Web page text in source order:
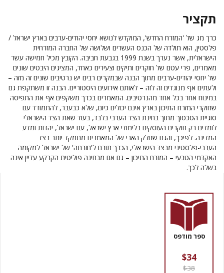
תקציר
כרך מג של 'המזרח החדש', המוקדש לנושא יחסי יהודים-ערבים בארץ ישראל /
פלסטין, הוא תולדה של הכנס העשרים ושלושה של החברה המזרחית
הישראלית, אשר נערך בשנת 1999 בגבעת חביבה. הקובץ מכיל חמישה עשר
מאמרים, פרי עטם של חוקרים ותיקים וצעירים כאחד, המציגים היבטים שונים
של יחסי יהודים-ערבים מתוך הבנה שבמקרים רבים יש נרטיבים שונים זה מזה –
ולעתים אף מנוגדים זה לזה – לאותם אירועים היסטוריים. הבנה זו משתקפת גם
במינוח אחר בכל אחד מהנרטיבים. המאמרים בכרך משקפים אף את התפיסה
שחוקרי המזרח התיכון בארץ אינם יכולים כיום, שלא כבעבר, להתמודד עם
סוגיית הסכסוך מתוך בחינת הצד הערבי בלבד, בעוד שאת הצד הישראלי
לומדים רק חוקרים העוסקים בלימודי ארץ ישראל, עם ישראל, יהדות ומדע
המדינה. לפיכך, והגם שחלק הארי של המאמרים מתמקד יותר בצד
הערבי-פלסטיני מבצד הישראלי, הכרך תורם ל'חזרתה' של ישראל למקומה
האקדמי הטבעי – המזרח התיכון – גם אם מבחינה פוליטית הקרקע עדיין אינה
בשלה לכך.
ספר מודפס
$34
$38